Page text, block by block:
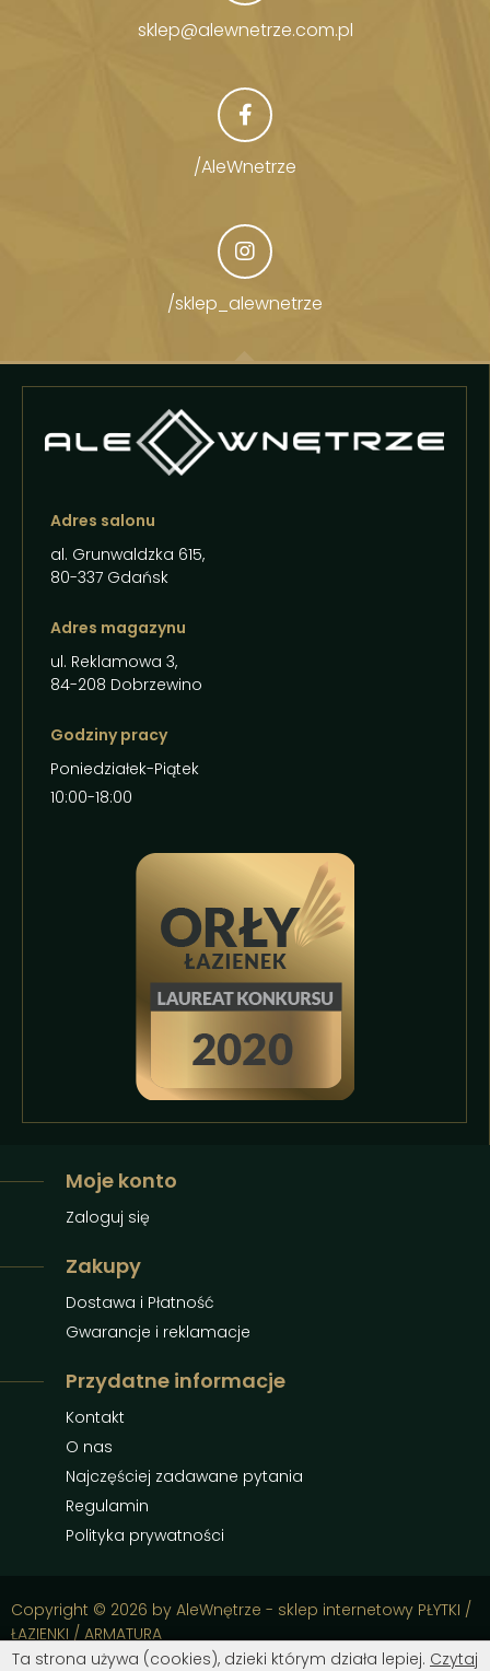
sklep@alewnetrze.com.pl
/AleWnetrze
/sklep_alewnetrze
Adres salonu
al. Grunwaldzka 615,
80-337 Gdańsk
Adres magazynu
ul. Reklamowa 3,
84-208 Dobrzewino
Godziny pracy
Poniedziałek-Piątek
10:00-18:00
Moje konto
Zaloguj się
Zakupy
Dostawa i Płatność
Gwarancje i reklamacje
Przydatne informacje
Kontakt
O nas
Najczęściej zadawane pytania
Regulamin
Polityka prywatności
Copyright © 2026 by AleWnętrze - sklep internetowy PŁYTKI /
ŁAZIENKI / ARMATURA
Ta strona używa (cookies), dzieki którym działa lepiej. Czytaj